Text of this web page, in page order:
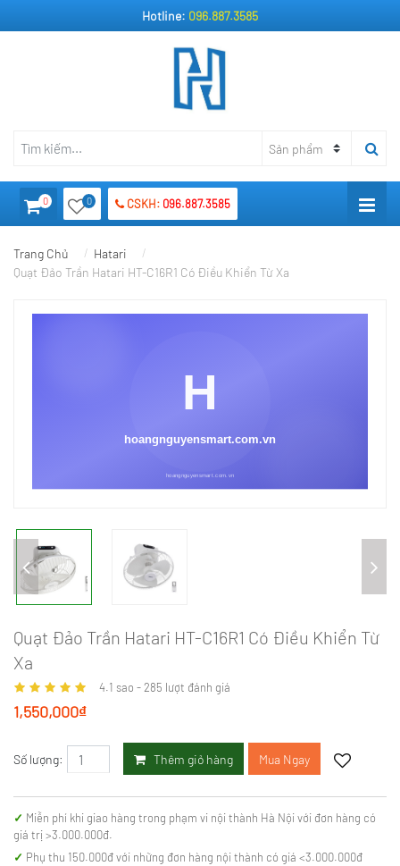
Hotline: 096.887.3585
0 0 CSKH: 096.887.3585
Trang Chủ
Hatari
Quạt Đảo Trần Hatari HT-C16R1 Có Điều Khiển Từ Xa
Quạt Đảo Trần Hatari HT-C16R1 Có Điều Khiển Từ
Xa
4.1 sao -285 lượt đánh giá
1,550,000₫
Số lượng: Thêm giỏ hàng Mua Ngay
Miễn phí khi giao hàng trong phạm vi nội thành Hà Nội với đơn hàng có
giá trị >3.000.000đ.
Phụ thu 150.000đ với những đơn hàng nội thành có giá <3.000.000đ